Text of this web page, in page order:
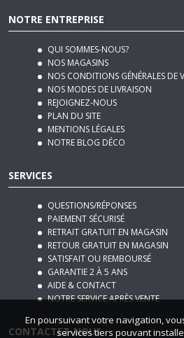
NOTRE ENTREPRISE
QUI SOMMES-NOUS?
NOS MAGASINS
NOS CONDITIONS GÉNÉRALES DE
NOS MODES DE LIVRAISON
REJOIGNEZ-NOUS
PLAN DU SITE
MENTIONS LÉGALES
NOTRE BLOG DÉCO
SERVICES
QUESTIONS/RÉPONSES
PAIEMENT SÉCURISÉ
RETRAIT GRATUIT EN MAGASIN
RETOUR GRATUIT EN MAGASIN
SATISFAIT OU REMBOURSÉ
GARANTIE 2 À 5 ANS
AIDE & CONTACT
NOTRE SERVICE APRÈS VENTE
CONTACTEZ-NOUS
En poursuivant votre navigation,
services tiers pouvant